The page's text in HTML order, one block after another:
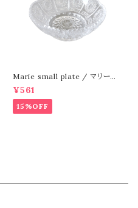
Marie small plate / マリー小
皿
¥561
15%OFF